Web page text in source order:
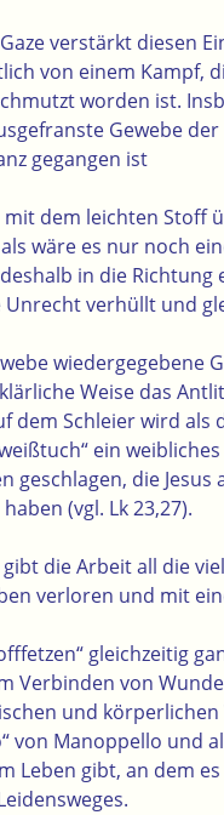
verstärkt diesen
von einem Kampf,
worden ist.
Gewebe
gegangen ist
dem leichten Stoff
wäre es nur noch
in die
verhüllt und
wiedergegebene
Weise das
dem Schleier wird
ein
geschlagen, die
(vgl. Lk 23,27).
die Arbeit all die
verloren und mit
gleichzeitig
Verbinden von
und
von Manoppello und
Leben gibt, an dem